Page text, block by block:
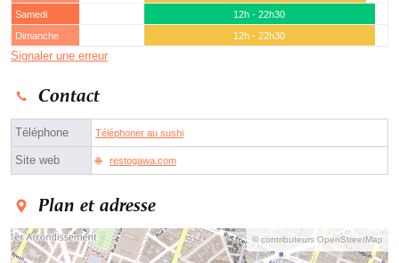
Samedi
12h - 22h30
Dimanche
12h - 22h30
Signaler une erreur
Contact
Téléphone Téléphoner au sushi
Site web restogawa.com
Plan et adresse
© contributeurs OpenStreetMap